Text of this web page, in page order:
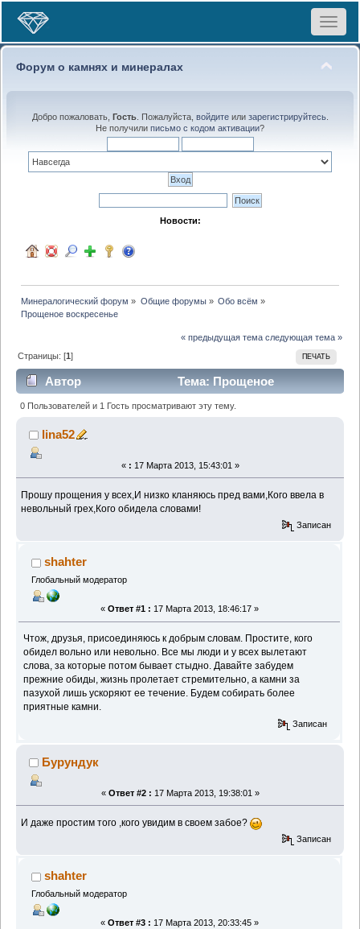
Toggle
Форум о камнях и минералах
Добро пожаловать, Гость. Пожалуйста, войдитеили зарегистрируйтесь.
Не получили письмо с кодом активации?
Новости:
Минералогический форум » Общие форумы» Обо всём »
Прощеное воскресенье
« предыдущая тема следующая тема »
ПЕЧАТЬ
Страницы: [1]
Автор
Тема: Прощеное
воскресенье (Прочитано 1624 раз)
0 Пользователей и 1 Гость просматривают эту тему.
lina52
« : 17 Марта 2013, 15:43:01 »
Прошу прощения у всех,И низко кланяюсь пред вами,Кого ввела в
невольный грех,Кого обидела словами!
Записан
shahter
Глобальный модератор
« Ответ #1 : 17 Марта 2013, 18:46:17 »
Чтож, друзья, присоединяюсь к добрым словам. Простите, кого
обидел вольно или невольно. Все мы люди и у всех вылетают
слова, за которые потом бывает стыдно. Давайте забудем
прежние обиды, жизнь пролетает стремительно, а камни за
пазухой лишь ускоряют ее течение. Будем собирать более
приятные камни.
Записан
Бурундук
« Ответ #2 : 17 Марта 2013, 19:38:01 »
И даже простим того ,кого увидим в своем забое?
Записан
shahter
Глобальный модератор
« Ответ #3 : 17 Марта 2013, 20:33:45 »